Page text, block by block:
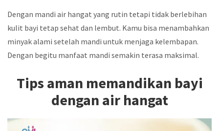
Dengan mandi air hangat yang rutin tetapi tidak berlebihan
kulit bayi tetap sehat dan lembut. Kamu bisa menambahkan
minyak alami setelah mandi untuk menjaga kelembapan.
Dengan begitu manfaat mandi semakin terasa maksimal.
Tips aman memandikan bayi
dengan air hangat